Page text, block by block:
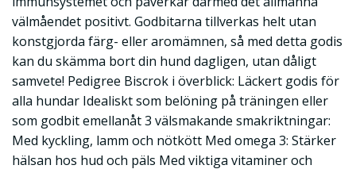
välmåendet positivt. Godbitarna tillverkas helt utan
konstgjorda färg- eller aromämnen, så med detta godis
kan du skämma bort din hund dagligen, utan dåligt
samvete! Pedigree Biscrok i överblick: Läckert godis för
alla hundar Idealiskt som belöning på träningen eller
som godbit emellanåt 3 välsmakande smakriktningar:
Med kyckling, lamm och nötkött Med omega 3: Stärker
hälsan hos hud och päls Med viktiga vitaminer och